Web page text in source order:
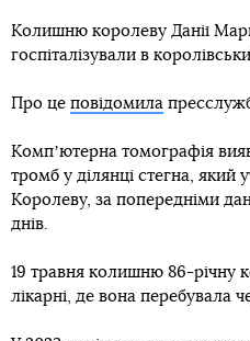
Колишню королеву Данії
госпіталізували в
Про це повідомила
Компʼютерна томографія
тромб у ділянці стегна, який
Королеву, за попередніми
днів.
19 травня колишню 86-річну
лікарні, де вона перебувала